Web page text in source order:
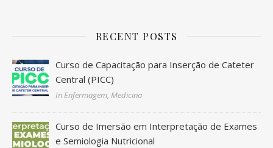
RECENT POSTS
Curso de Capacitação para Inserção de Cateter
Central (PICC)
In Enfermagem, Medicina
Curso de Imersão em Interpretação de Exames
e Semiologia Nutricional